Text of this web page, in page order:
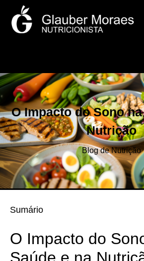
O Impacto do Sono
Nutrição
Blog de Nutrição
Sumário
O Impacto do